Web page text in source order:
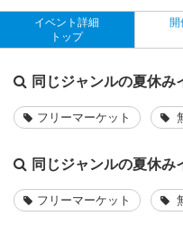
イベント詳細
トップ
開
同じジャンルの夏休み
フリーマーケット
同じジャンルの夏休み
フリーマーケット